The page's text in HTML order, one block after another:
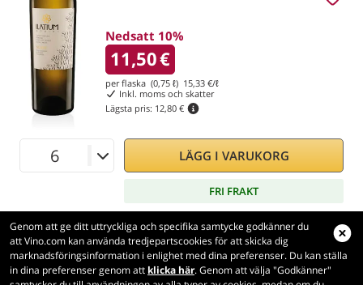
Nedsatt 10%
11,50€
per flaska (0,75 ℓ) 15,33 €/ℓ
Inkl. moms och skatter
Lägsta pris: 12,80 €
LÄGG I VARUKORG
FRI FRAKT
Genom att ge ditt uttryckliga och specifika samtycke godkänner du
att Vino.com kan använda tredjepartscookies för att skicka dig
marknadsföringsinformation i enlighet med dina preferenser. Du kan ställa
in dina preferenser genom att klicka här. Genom att välja "Godkänner"